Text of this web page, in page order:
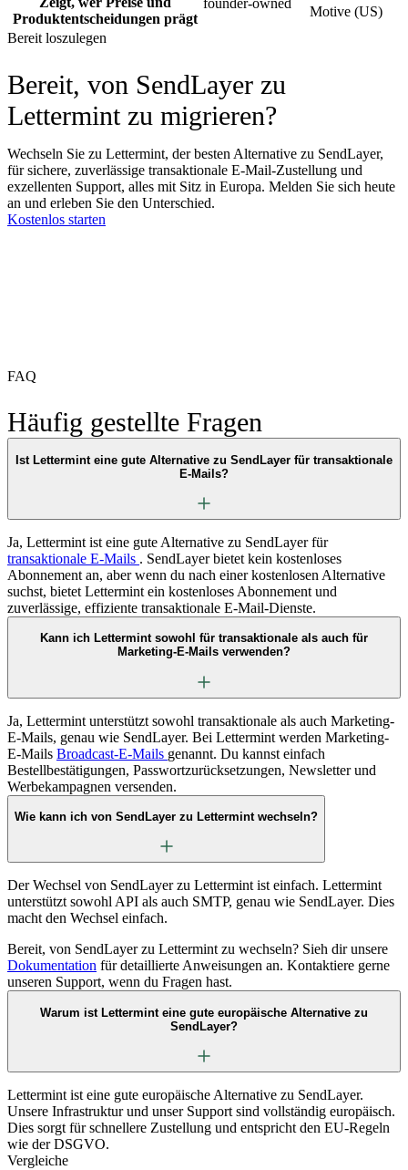
Produktentscheidungen prägt
Motive (US)
Bereit loszulegen
Bereit, von SendLayer zu
Lettermint zu migrieren?
Wechseln Sie zu Lettermint, der besten Alternative zu SendLayer,
für sichere, zuverlässige transaktionale E-Mail-Zustellung und
exzellenten Support, alles mit Sitz in Europa. Melden Sie sich heute
an und erleben Sie den Unterschied.
Kostenlos starten
FAQ
Häufig gestellte Fragen
Ist Lettermint eine gute Alternative zu SendLayer für transaktionale
E-Mails?
Ja, Lettermint ist eine gute Alternative zu SendLayer für
transaktionale E-Mails . SendLayer bietet kein kostenloses
Abonnement an, aber wenn du nach einer kostenlosen Alternative
suchst, bietet Lettermint ein kostenloses Abonnement und
zuverlässige, effiziente transaktionale E-Mail-Dienste.
Kann ich Lettermint sowohl für transaktionale als auch für
Marketing-E-Mails verwenden?
Ja, Lettermint unterstützt sowohl transaktionale als auch Marketing-
E-Mails, genau wie SendLayer. Bei Lettermint werden Marketing-
E-Mails Broadcast-E-Mails genannt. Du kannst einfach
Bestellbestätigungen, Passwortzurücksetzungen, Newsletter und
Werbekampagnen versenden.
Wie kann ich von SendLayer zu Lettermint wechseln?
Der Wechsel von SendLayer zu Lettermint ist einfach. Lettermint
unterstützt sowohl API als auch SMTP, genau wie SendLayer. Dies
macht den Wechsel einfach.
Bereit, von SendLayer zu Lettermint zu wechseln? Sieh dir unsere
Dokumentation für detaillierte Anweisungen an. Kontaktiere gerne
unseren Support, wenn du Fragen hast.
Warum ist Lettermint eine gute europäische Alternative zu
SendLayer?
Lettermint ist eine gute europäische Alternative zu SendLayer.
Unsere Infrastruktur und unser Support sind vollständig europäisch.
Dies sorgt für schnellere Zustellung und entspricht den EU-Regeln
wie der DSGVO.
Vergleiche